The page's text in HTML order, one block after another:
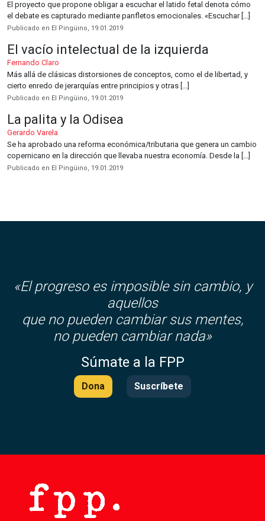
El proyecto que propone obligar a escuchar el latido fetal denota cómo
el debate es capturado mediante panfletos emocionales. «Escuchar […]
Publicado en El Pingüino, 19.01.2019
El vacío intelectual de la izquierda
Fernando Claro
Más allá de clásicas distorsiones de conceptos, como el de libertad, y
cierto enredo de jerarquías entre principios y otras […]
Publicado en El Pingüino, 19.01.2019
La palita y la Odisea
Gerardo Varela
Se ha aprobado una reforma económica/tributaria que genera un cambio
copernicano en la dirección que llevaba nuestra economía. Desde la […]
Publicado en El Pingüino, 19.01.2019
«El progreso es imposible sin cambio, y
aquellos
que no pueden cambiar sus mentes,
no pueden cambiar nada»
Súmate a la FPP
Dona Suscríbete